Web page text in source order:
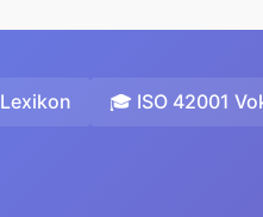
Lexikon 🎓 ISO 42001